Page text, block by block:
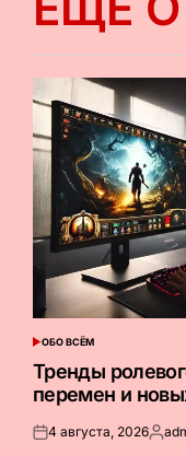
ОПУБЛИКОВАНО
В
ОБО ВСЁМ
Тренды
перемен и
Опубликовано
4 августа, 2026